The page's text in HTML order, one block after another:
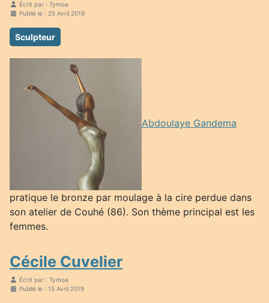
Écrit par : Tymoa
Publié le : 25 Avril 2019
Sculpteur
Abdoulaye Gandema
pratique le bronze par moulage à la cire perdue dans
son atelier de Couhé (86). Son thème principal est les
femmes.
Cécile Cuvelier
Écrit par : Tymoa
Publié le : 15 Avril 2019